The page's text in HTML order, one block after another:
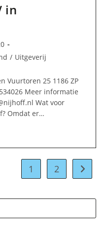
in
/ Uitgeverij
Vuurtoren 25 1186 ZP
Meer informatie
Wat voor
Omdat er…
1 2 Naar
op